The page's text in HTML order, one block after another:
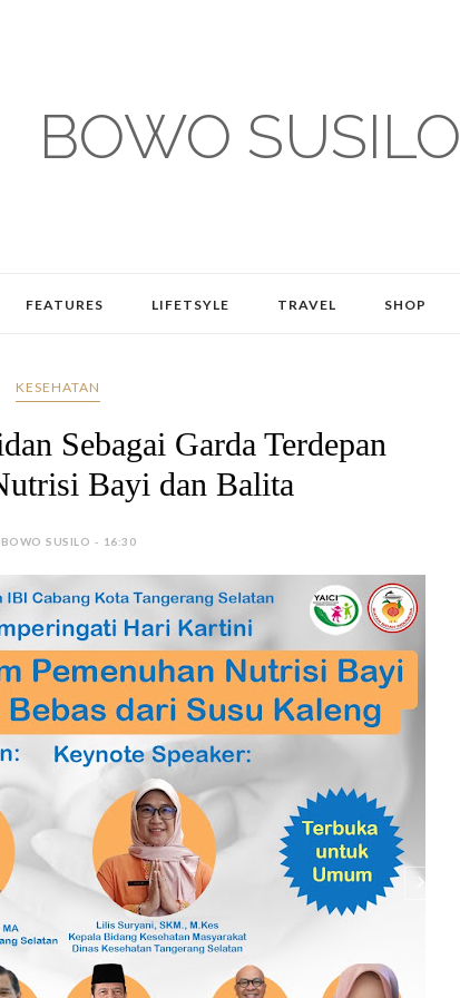
BOWO SUSILO
FEATURES LIFETSYLE TRAVEL SHOP
KESEHATAN
Sebagai Garda Terdepan
Bayi dan Balita
SUSILO - 16:30